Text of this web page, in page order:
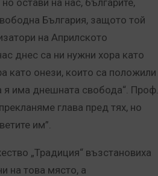
остави на нас, българите,
България, защото той
на Априлското
днес са ни нужни хора като
като онези, които са положили
я има днешната свобода“. Проф.
глава пред тях, но
им”.
„Традиция“ възстановиха
на това място, а